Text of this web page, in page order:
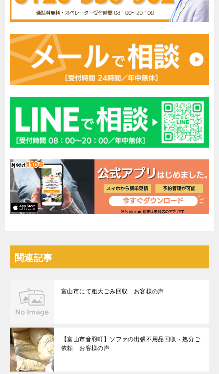
関連記事
富山市にて粗大ごみ回収 お客様の声
【富山市音羽町】ソファの出張不用品回収・処分ご
依頼 お客様の声